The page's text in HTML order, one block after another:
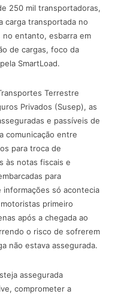
250 mil transportadoras,
carga transportada no
no entanto, esbarra em
de cargas, foco da
SmartLoad.
Terrestre
Privados (Susep), as
e passíveis de
comunicação entre
para troca de
às notas fiscais e
para
só acontecia
primeiro
após a chegada ao
o risco de sofrerem
não estava assegurada.
assegurada
comprometer a